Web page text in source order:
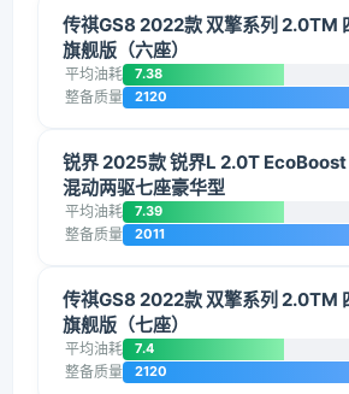
传祺GS8 2022款 双擎系列 2.0TM
旗舰版（六座）
平均油耗 7.38
整备质量 2120
锐界 2025款 锐界L 2.0T EcoBoost
混动两驱七座豪华型
平均油耗 7.39
整备质量 2011
传祺GS8 2022款 双擎系列 2.0TM
旗舰版（七座）
平均油耗 7.4
整备质量 2120